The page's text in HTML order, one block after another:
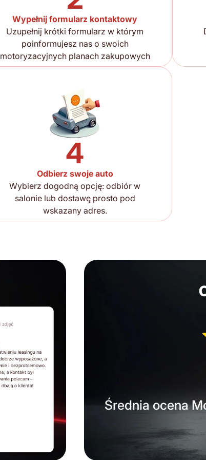
Wypełnij formularz kontaktowy
Uzupełnij krótki formularz w którym
poinformujesz nas o swoich
motoryzacyjnych planach zakupowych
4
Odbierz swoje auto
Wybierz dogodną opcję: odbiór w
salonie lub dostawę prosto pod
wskazany adres.
Średnia ocena